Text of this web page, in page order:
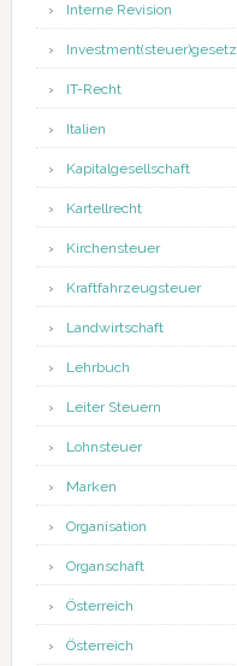
Interne Revision
Investment(steuer)gesetz
IT-Recht
Italien
Kapitalgesellschaft
Kartellrecht
Kirchensteuer
Kraftfahrzeugsteuer
Landwirtschaft
Lehrbuch
Leiter Steuern
Lohnsteuer
Marken
Organisation
Organschaft
Österreich
Österreich